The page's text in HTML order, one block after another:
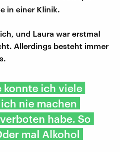
in einer Klinik.
und Laura war erstmal
Allerdings besteht immer
konnte ich viele
nie machen
habe. So
mal Alkohol